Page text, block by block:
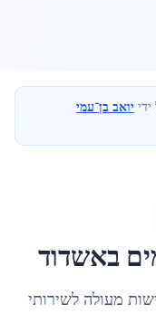
יואב בן־עמי
באשדוד
מעולה לשירותי